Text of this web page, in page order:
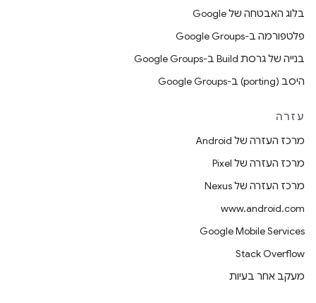
בלוג האבטחה של Google
פלטפורמה ב-Google Groups
בנייה של גרסת Build ב-Google Groups
היסב (porting) ב-Google Groups
עזרה
מרכז העזרה של Android
מרכז העזרה של Pixel
מרכז העזרה של Nexus
www.android.com
Google Mobile Services
Stack Overflow
מעקב אחר בעיות